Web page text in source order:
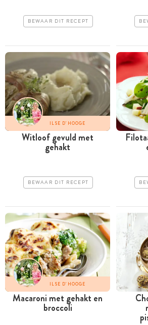
BEWAAR DIT RECEPT
ILSE D'HOOGE
Witloof gevuld met
gehakt
BEWAAR DIT RECEPT
ILSE D'HOOGE
Macaroni met gehakt en
broccoli